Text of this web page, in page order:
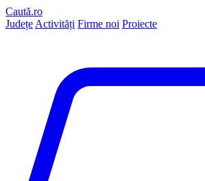
Caută.ro
Județe Activități Firme noi Proiecte